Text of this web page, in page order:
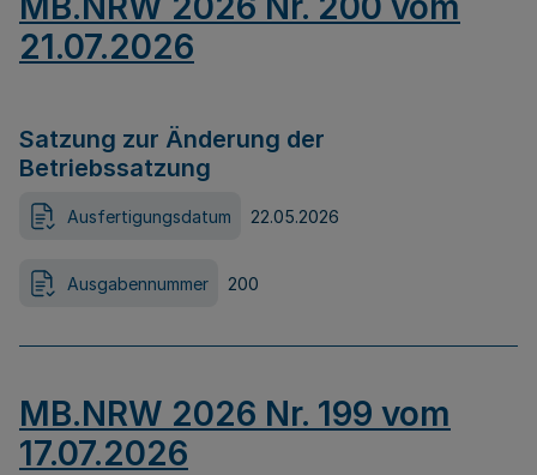
21.07.2026
Satzung zur Änderung der
Betriebssatzung
Ausfertigungsdatum 22.05.2026
Ausgabennummer 200
MB.NRW 2026 Nr. 199 vom
17.07.2026